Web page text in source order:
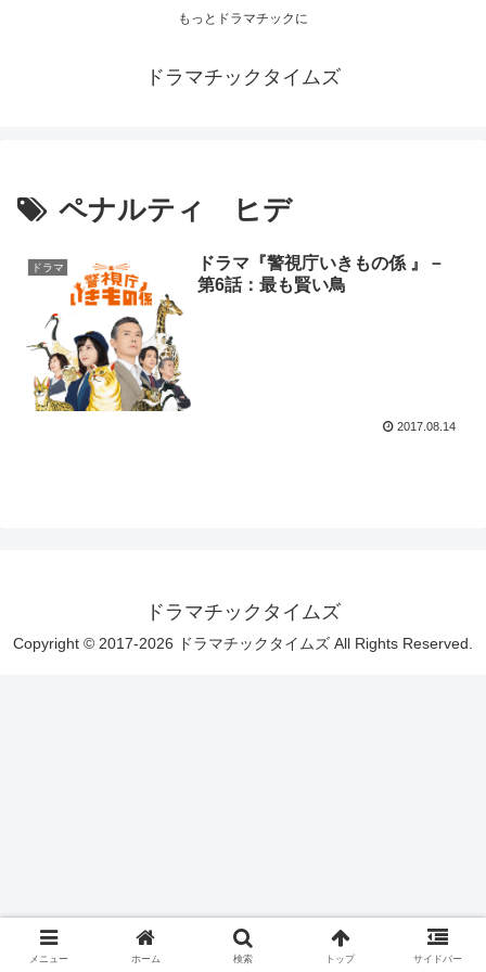
もっとドラマチックに
ドラマチックタイムズ
ペナルティ ヒデ
ドラマ
ドラマ『警視庁いきもの係 』－
第6話：最も賢い鳥
2017.08.14
ドラマチックタイムズ
Copyright © 2017-2026 ドラマチックタイムズ All Rights Reserved.
メニュー ホーム 検索 トップ サイドバー